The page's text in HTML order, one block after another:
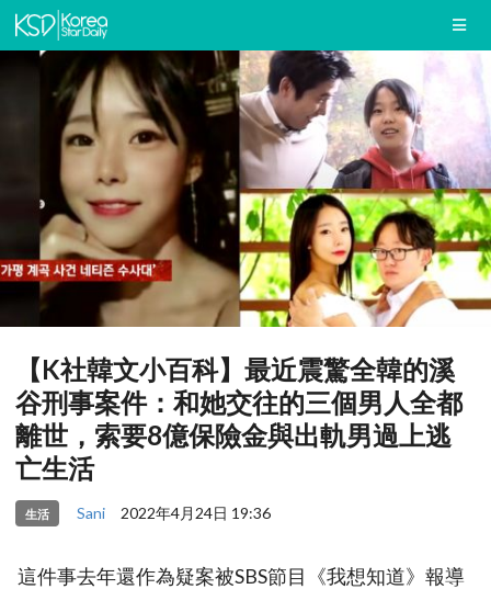
【K社韓文小百科】最近震驚全韓的溪
谷刑事案件：和她交往的三個男人全都
離世，索要8億保險金與出軌男過上逃
亡生活
生活 Sani 2022年4月24日 19:36
這件事去年還作為疑案被SBS節目《我想知道》報導